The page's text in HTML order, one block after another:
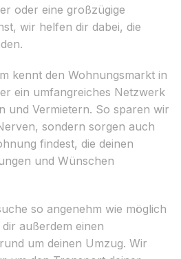
oder eine großzügige
wir helfen dir dabei, die
kennt den Wohnungsmarkt in
ein umfangreiches Netzwerk
und Vermietern. So sparen wir
sondern sorgen auch
findest, die deinen
und Wünschen
so angenehm wie möglich
außerdem einen
um deinen Umzug. Wir